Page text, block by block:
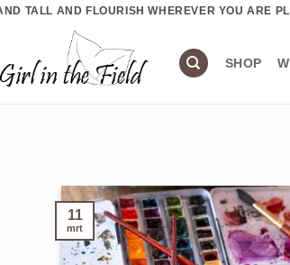
TALL AND FLOURISH WHEREVER YOU ARE
SHOP
11
mrt